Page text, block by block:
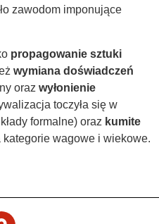
zawodom imponujące
propagowanie sztuki
wymiana doświadczeń
oraz wyłonienie
toczyła się w
formalne) oraz kumite
kategorie wagowe i wiekowe.